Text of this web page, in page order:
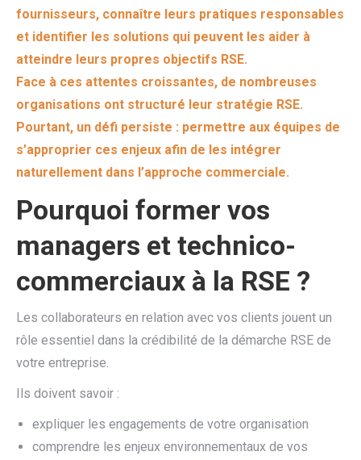
fournisseurs, connaître leurs pratiques responsables
et identifier les solutions qui peuvent les aider à
atteindre leurs propres objectifs RSE.
Face à ces attentes croissantes, de nombreuses
organisations ont structuré leur stratégie RSE.
Pourtant, un défi persiste : permettre aux équipes de
s’approprier ces enjeux afin de les intégrer
naturellement dans l’approche commerciale.
Pourquoi former vos
managers et technico-
commerciaux à la RSE ?
Les collaborateurs en relation avec vos clients jouent un
rôle essentiel dans la crédibilité de la démarche RSE de
votre entreprise.
Ils doivent savoir :
expliquer les engagements de votre organisation
comprendre les enjeux environnementaux de vos